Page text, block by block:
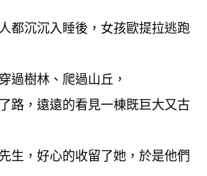
都沉沉入睡後，女孩歐提拉逃跑
過樹林、爬過山丘，
路，遠遠的看見一棟既巨大又古
生，好心的收留了她，於是他們